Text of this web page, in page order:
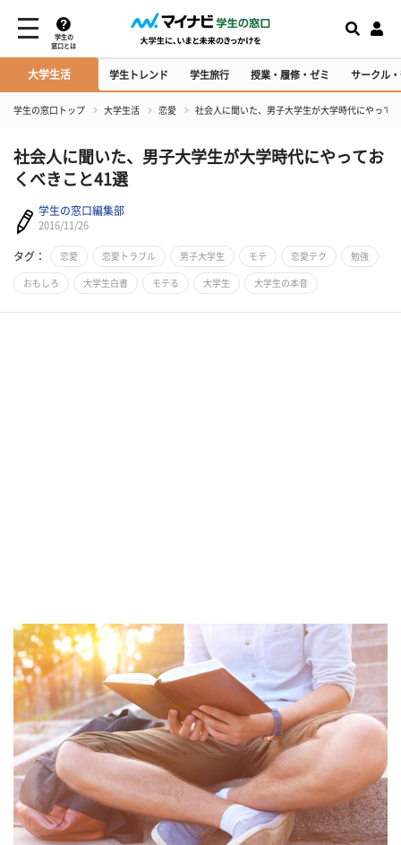
学生の
窓口とは
大学生活 学生トレンド 学生旅行 授業・履修・ゼミ サークル
学生の窓口トップ 大学生活 恋愛 社会人に聞いた、男子大学生が大学時代にやって
社会人に聞いた、男子大学生が大学時代にやってお
くべきこと41選
学生の窓口編集部
2016/11/26
タグ： 恋愛 恋愛トラブル 男子大学生 モテ 恋愛テク 勉強
おもしろ 大学生白書 モテる 大学生 大学生の本音